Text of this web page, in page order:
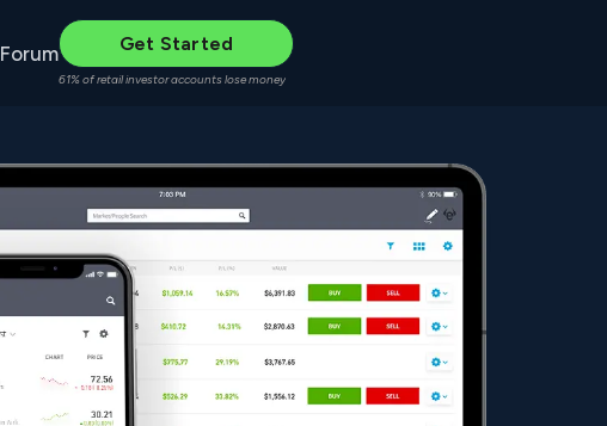
Forum Get Started
61% of retail investor accounts lose money